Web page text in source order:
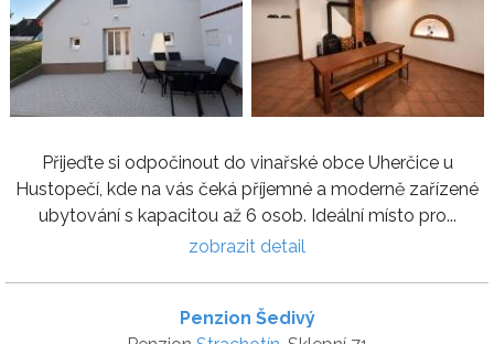
Přijeďte si odpočinout do vinařské obce Uherčice u
Hustopečí, kde na vás čeká příjemné a moderně zařízené
ubytování s kapacitou až 6 osob. Ideální místo pro...
zobrazit detail
Penzion Šedivý